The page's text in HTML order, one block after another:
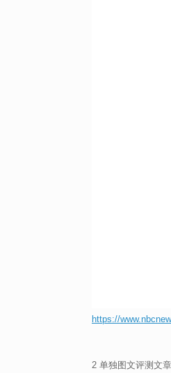
https://
2 单独图文评测文章